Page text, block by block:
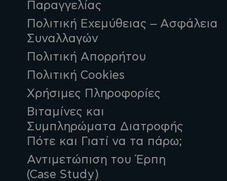
Παραγγελίας
Πολιτική Εχεμύθειας – Ασφάλεια
Συναλλαγών
Πολιτική Απορρήτου
Πολιτική Cookies
Χρήσιμες Πληροφορίες
Βιταμίνες και
Συμπληρώματα Διατροφής
Πότε και Γιατί να τα πάρω;
Αντιμετώπιση του Έρπη
(Case Study)